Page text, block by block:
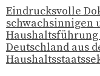
Eindrucksvolle
schwachsinnigen
Deutschland aus